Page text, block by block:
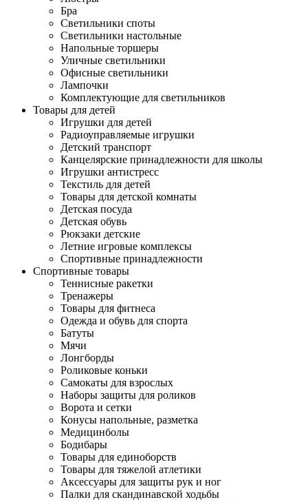
Бра
Светильники споты
Светильники настольные
Напольные торшеры
Уличные светильники
Офисные светильники
Лампочки
Комплектующие для светильников
Товары для детей
Игрушки для детей
Радиоуправляемые игрушки
Детский транспорт
Канцелярские принадлежности для школы
Игрушки антистресс
Текстиль для детей
Товары для детской комнаты
Детская посуда
Детская обувь
Рюкзаки детские
Летние игровые комплексы
Спортивные принадлежности
Спортивные товары
Теннисные ракетки
Тренажеры
Товары для фитнеса
Одежда и обувь для спорта
Батуты
Мячи
Лонгборды
Роликовые коньки
Самокаты для взрослых
Наборы защиты для роликов
Ворота и сетки
Конусы напольные, разметка
Медицинболы
Бодибары
Товары для единоборств
Товары для тяжелой атлетики
Аксессуары для защиты рук и ног
Палки для скандинавской ходьбы